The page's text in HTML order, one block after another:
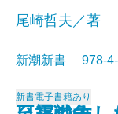
尾崎哲夫／著
新潮新書 978-
新書電子書籍あり